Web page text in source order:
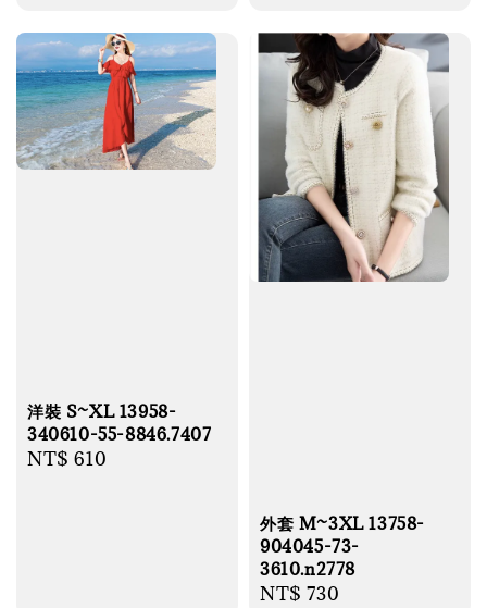
洋裝 S~XL 13958-
340610-55-8846.7407
Regular
NT$ 610
外套 M~3XL 13758-
904045-73-
3610.n2778
Regular
NT$ 730